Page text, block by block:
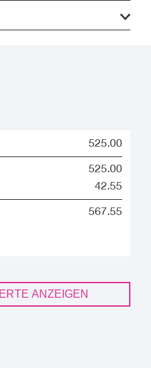
525.00
525.00
42.55
567.55
ANZEIGEN